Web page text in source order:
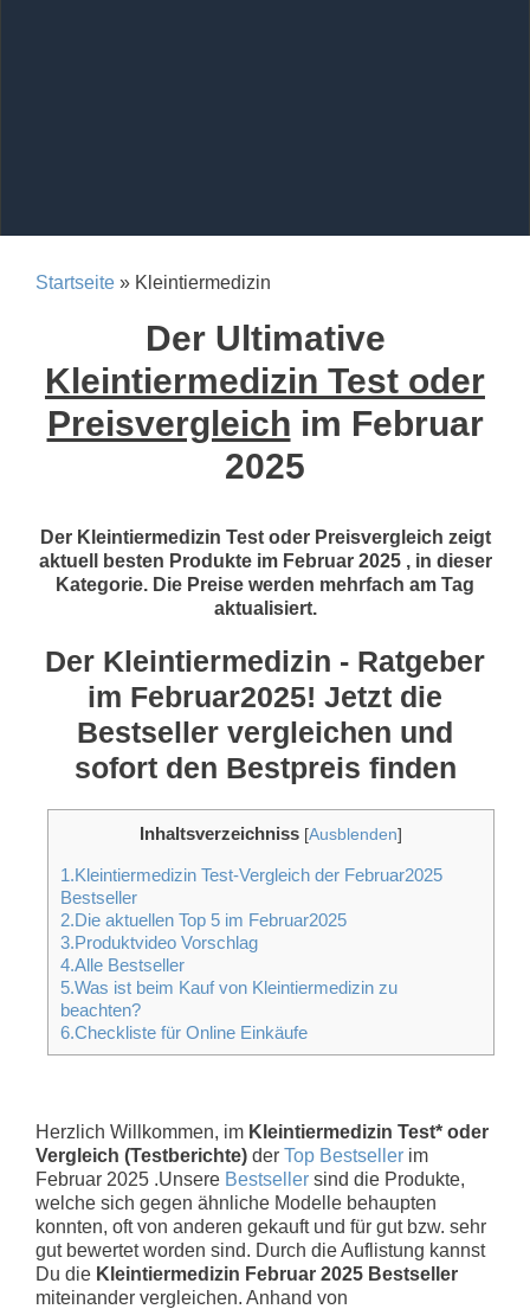
Startseite » Kleintiermedizin
Der Ultimative
Kleintiermedizin Test oder
Preisvergleich im Februar
2025
Der Kleintiermedizin Test oder Preisvergleich zeigt
aktuell besten Produkte im Februar 2025 , in dieser
Kategorie. Die Preise werden mehrfach am Tag
aktualisiert.
Der Kleintiermedizin - Ratgeber
im Februar2025! Jetzt die
Bestseller vergleichen und
sofort den Bestpreis finden
Inhaltsverzeichniss [Ausblenden]
1.Kleintiermedizin Test-Vergleich der Februar2025
Bestseller
2.Die aktuellen Top 5 im Februar2025
3.Produktvideo Vorschlag
4.Alle Bestseller
5.Was ist beim Kauf von Kleintiermedizin zu
beachten?
6.Checkliste für Online Einkäufe
Herzlich Willkommen, im Kleintiermedizin Test* oder
Vergleich (Testberichte) der Top Bestseller im
Februar 2025 .Unsere Bestseller sind die Produkte,
welche sich gegen ähnliche Modelle behaupten
konnten, oft von anderen gekauft und für gut bzw. sehr
gut bewertet worden sind. Durch die Auflistung kannst
Du die Kleintiermedizin Februar 2025 Bestseller
miteinander vergleichen. Anhand von